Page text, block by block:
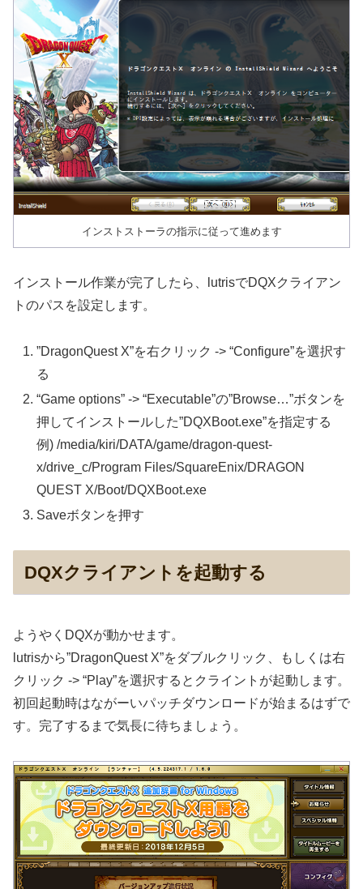
インストストーラの指示に従って進めます
インストール作業が完了したら、lutrisでDQXクライアン
トのパスを設定します。
”DragonQuest X”を右クリック -> “Configure”を選択す
る
“Game options” -> “Executable”の”Browse…”ボタンを
押してインストールした”DQXBoot.exe”を指定する
例) /media/kiri/DATA/game/dragon-quest-
x/drive_c/Program Files/SquareEnix/DRAGON
QUEST X/Boot/DQXBoot.exe
Saveボタンを押す
DQXクライアントを起動する
ようやくDQXが動かせます。
lutrisから”DragonQuest X”をダブルクリック、もしくは右
クリック -> “Play”を選択するとクライントが起動します。
初回起動時はながーいパッチダウンロードが始まるはずで
す。完了するまで気長に待ちましょう。